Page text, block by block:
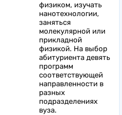
физиком, изучать
нанотехнологии,
заняться
молекулярной или
прикладной
физикой. На выбор
абитуриента девять
программ
соответствующей
направленности в
разных
подразделениях
вуза.